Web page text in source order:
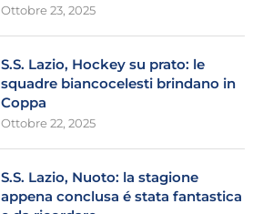
Ottobre 23, 2025
S.S. Lazio, Hockey su prato: le
squadre biancocelesti brindano in
Coppa
Ottobre 22, 2025
S.S. Lazio, Nuoto: la stagione
appena conclusa é stata fantastica